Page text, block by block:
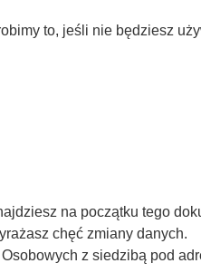
to, jeśli nie będziesz
na początku tego
chęć zmiany danych.
z siedzibą pod